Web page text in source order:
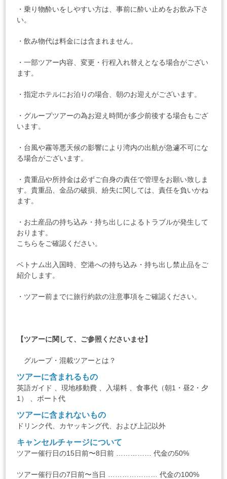
・乗り物酔いをしやすい方は、事前に酔い止めをお飲み下さ
い。
・飲み物代は料金には含まれません。
・一部ツアー内容、変更・行程入れ替えとなる場合がござい
ます。
・指定ホテルにお泊りの場合、朝のお迎えがございます。
・グループツアーの為お迎え時間が多少前後する場合もござ
います。
・台風や霧等悪天候の影響により湾内の出航が急遽不可にな
る場合がございます。
・貴重品や所持金は必ずご自身の責任で管理をお願い致しま
す。貴重品、金品の破損、紛失に関しては、責任を負いかね
ます。
・お土産品の持ち込み・持ち出しによるトラブルが発生して
おります。
こちらをご確認ください。
ベトナム出入国時、空港への持ち込み・持ち出し禁止品をご
紹介します。
・ツアー前までに旅行約款の注意事項をご確認ください。
【ツアーに関して、ご参照くださいませ】
グループ・混載ツアーとは？
ツアーに含まれるもの
英語ガイド 、現地移動費 、入場料 、食事代（朝1・昼2・夕
1） 、ボート代
ツアーに含まれないもの
ドリンク代、カヤッキング代、および上記以外
キャンセルチャージについて
ツアー催行日の15日前〜8日前 …………… 代金の50%
ツアー催行日の7日前〜当日 ………………… 代金の100%